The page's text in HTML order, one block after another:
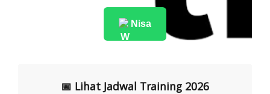
Nisa
📅 Lihat Jadwal Training 2026